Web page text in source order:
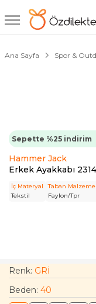
Ana Sayfa Spor &
Sepette %25 indirim
Hammer Jack
Erkek Ayakkabı
İç Materyal
Tekstil
Taban
Faylon/Tpr
Renk: GRİ
Beden: 40